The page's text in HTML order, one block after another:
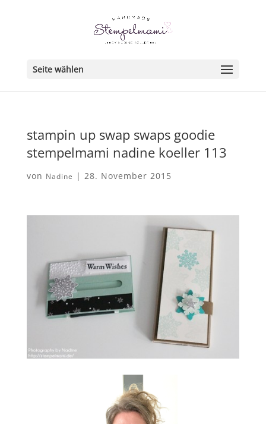
Seite wählen
stampin up swap swaps goodie
stempelmami nadine koeller 113
von Nadine | 28. November 2015